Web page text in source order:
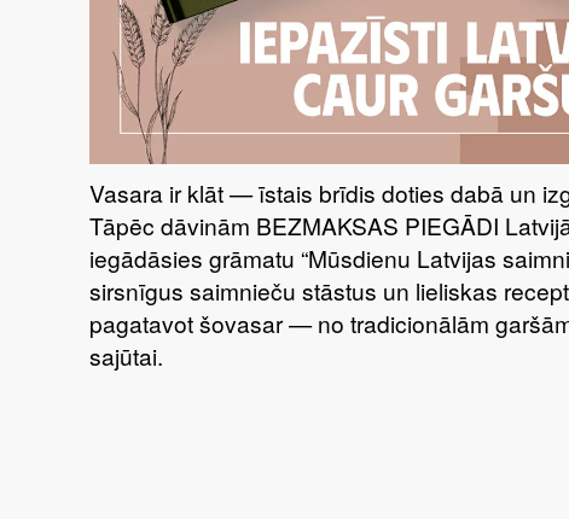
Vasara ir klāt — īstais brīdis doties dabā un
Tāpēc dāvinām BEZMAKSAS PIEGĀDI
iegādāsies grāmatu “Mūsdienu Latvijas
sirsnīgus saimnieču stāstus un lieliskas
pagatavot šovasar — no tradicionālām
sajūtai.